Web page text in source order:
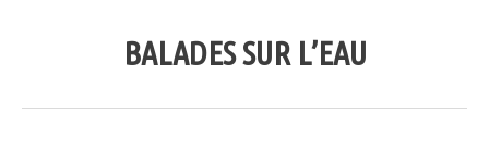
BALADES SUR L’EAU